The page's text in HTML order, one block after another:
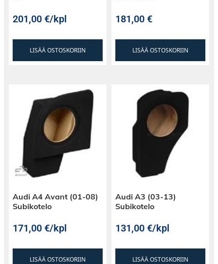
201,00€/kpl
LISÄÄ OSTOSKORIIN
181,00€
LISÄÄ OSTOSKORIIN
Audi A4 Avant (01-08)
Subikotelo
171,00€/kpl
LISÄÄ OSTOSKORIIN
Audi A3 (03-13)
Subikotelo
131,00€/kpl
LISÄÄ OSTOSKORIIN